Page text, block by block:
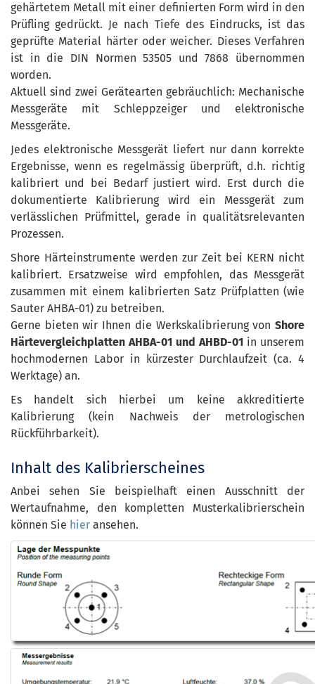
gehärtetem Metall mit einer definierten Form wird in den
Prüfling gedrückt. Je nach Tiefe des Eindrucks, ist das
geprüfte Material härter oder weicher. Dieses Verfahren
ist in die DIN Normen 53505 und 7868 übernommen
worden.
Aktuell sind zwei Gerätearten gebräuchlich: Mechanische
Messgeräte mit Schleppzeiger und elektronische
Messgeräte.
Jedes elektronische Messgerät liefert nur dann korrekte
Ergebnisse, wenn es regelmässig überprüft, d.h. richtig
kalibriert und bei Bedarf justiert wird. Erst durch die
dokumentierte Kalibrierung wird ein Messgerät zum
verlässlichen Prüfmittel, gerade in qualitätsrelevanten
Prozessen.
Shore Härteinstrumente werden zur Zeit bei KERN nicht
kalibriert. Ersatzweise wird empfohlen, das Messgerät
zusammen mit einem kalibrierten Satz Prüfplatten (wie
Sauter AHBA-01) zu betreiben.
Gerne bieten wir Ihnen die Werkskalibrierung von Shore
Härtevergleichplatten AHBA-01 und AHBD-01 in unserem
hochmodernen Labor in kürzester Durchlaufzeit (ca. 4
Werktage) an.
Es handelt sich hierbei um keine akkreditierte
Kalibrierung (kein Nachweis der metrologischen
Rückführbarkeit).
Inhalt des Kalibrierscheines
Anbei sehen Sie beispielhaft einen Ausschnitt der
Wertaufnahme, den kompletten Musterkalibrierschein
können Sie hier ansehen.